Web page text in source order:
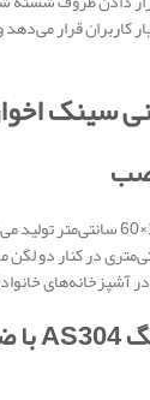
کاربران قرار
اخوان
این مدل با ابعاد 120×60
120 سانتی‌متری در کنار
آشپزخانه‌های